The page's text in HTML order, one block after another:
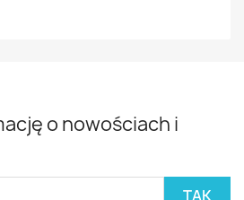
o nowościach i